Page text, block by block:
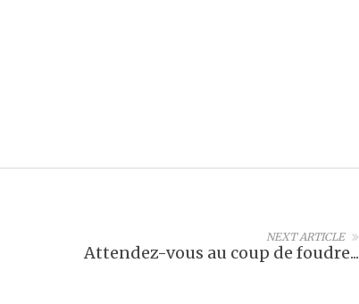
NEXT ARTICLE
Attendez-vous au coup de foudre...